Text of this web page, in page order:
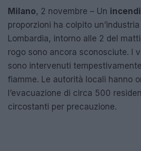
Milano, 2 novembre – Un
proporzioni ha colpito
Lombardia, intorno alle 2 del
rogo sono ancora sconosciute. I
sono intervenuti
fiamme. Le autorità locali hanno
l’evacuazione di circa 500
circostanti per precauzione.